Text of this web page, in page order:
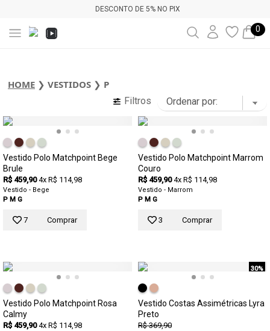
DESCONTO DE 5% NO PIX
0
HOME ❯ VESTIDOS ❯ P
Filtros
Vestido Polo Matchpoint Bege
Brule
R$ 459,90 4x R$ 114,98
Vestido - Bege
P M G
7 Comprar
Vestido Polo Matchpoint Marrom
Couro
R$ 459,90 4x R$ 114,98
Vestido - Marrom
P M G
3 Comprar
Vestido Polo Matchpoint Rosa
Calmy
R$ 459,90 4x R$ 114,98
30%
Vestido Costas Assimétricas Lyra
Preto
R$ 369,90